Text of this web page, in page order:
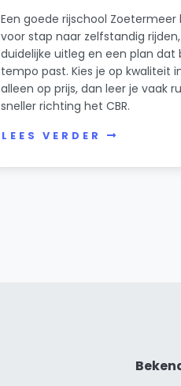
Een goede rijschool
voor stap naar zelfstandig
duidelijke uitleg en een plan dat
tempo past. Kies je op kwaliteit
alleen op prijs, dan leer je vaak
sneller richting het CBR.
LEES VERDER